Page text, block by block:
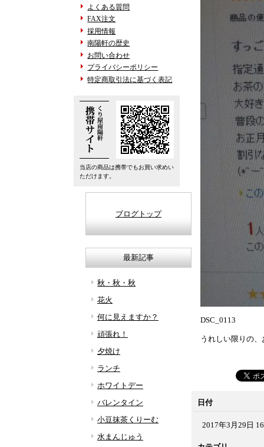
よくある質問
FAX注文
採用情報
南陽軒の歴史
お問い合わせ
プライバシーポリシー
特定商取引法に基づく表記
当店の商品は携帯でもお買い求めい
ただけます。
DSC_0113
うれしい限りの
日付
2017年3月29日
ブログトップ
最新記事
秋・秋・秋
花火
何に見えますか？
頑張れ！
夕焼け
ランチ
ホワイトデー
バレンタイン
小豆抹茶くりーむ
水まんじゅう